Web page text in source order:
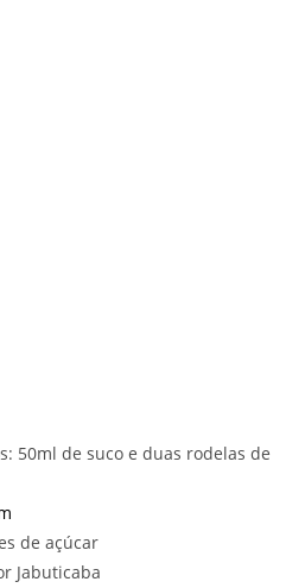
50ml de suco e duas rodelas de
de açúcar
Jabuticaba